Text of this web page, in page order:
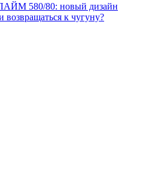
580/80: новый дизайн
возвращаться к чугуну?